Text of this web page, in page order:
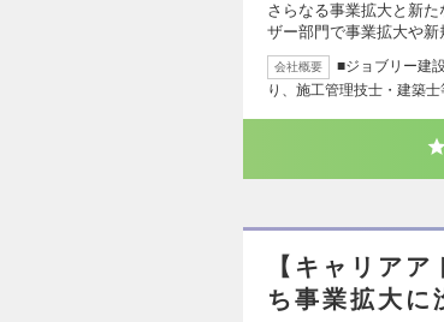
さらなる事業拡大と新
ザー部門で事業拡大や
会社概要
■ジョブリー建
り、施工管理技士・建築
【キャリア
ち事業拡大に